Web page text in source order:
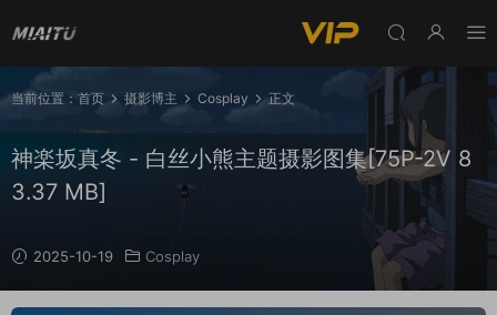
当前位置： 首页 摄影博主 Cosplay 正文
神楽坂真冬 - 白丝小熊主题摄影图集[75P-2V 8
3.37 MB]
2025-10-19 Cosplay